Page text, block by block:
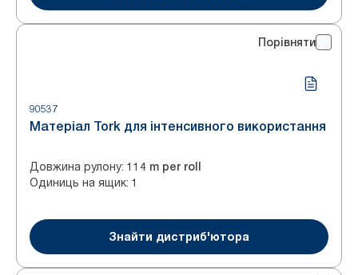
Порівняти
90537
Матеріал Tork для інтенсивного використання
Довжина рулону: 114 m per roll
Одиниць на ящик: 1
Знайти дистриб'ютора